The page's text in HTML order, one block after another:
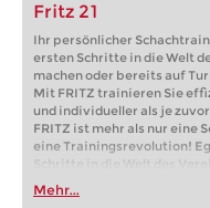
Fritz 21
Ihr persönlicher
ersten Schritte in die Welt
machen oder bereits auf
Mit FRITZ trainieren Sie
und individueller als je
FRITZ ist mehr als nur eine
eine Trainingsrevolution!
Schritte in die Welt des
oder bereits auf
FRITZ trainieren Sie
Mehr...